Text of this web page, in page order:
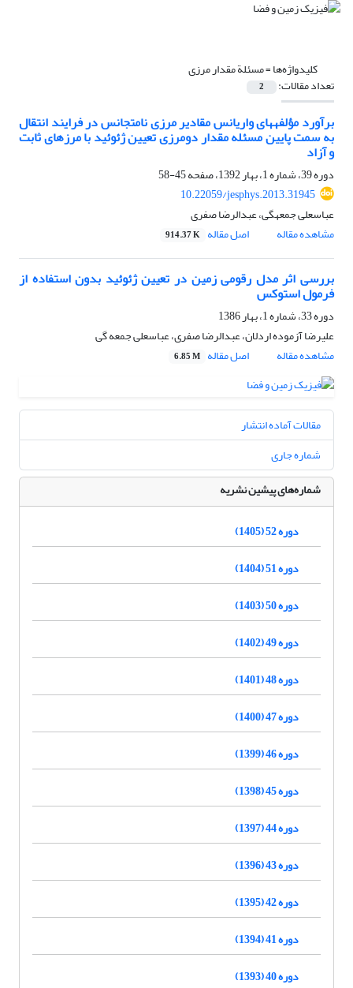
کلیدواژه‌ها =مسئلة مقدار مرزی
تعداد مقالات: 2
برآورد مؤلفه‎های واریانس مقادیر مرزی نامتجانس در فرایند انتقال
به سمت پایین مسئله مقدار دومرزی تعیین ژئوئید با مرزهای ثابت
و آزاد
دوره 39، شماره 1، بهار 1392، صفحه
45-58
10.22059/jesphys.2013.31945
عباسعلی جمعه‎گی، عبدالرضا صفری
مشاهده مقاله
اصل مقاله 914.37 K
بررسی اثر مدل رقومی زمین در تعیین ژئوئید بدون استفاده از
فرمول استوکس
دوره 33، شماره 1، بهار 1386
علیرضا آزموده اردلان، عبدالرضا صفری، عباسعلی جمعه گی
مشاهده مقاله
اصل مقاله 6.85 M
مقالات آماده انتشار
شماره جاری
شماره‌های پیشین نشریه
دوره 52 (1405)
دوره 51 (1404)
دوره 50 (1403)
دوره 49 (1402)
دوره 48 (1401)
دوره 47 (1400)
دوره 46 (1399)
دوره 45 (1398)
دوره 44 (1397)
دوره 43 (1396)
دوره 42 (1395)
دوره 41 (1394)
دوره 40 (1393)